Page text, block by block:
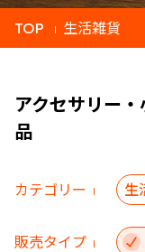
TOP 生活雑貨
アクセサリー
品
カテゴリー 生
販売タイプ